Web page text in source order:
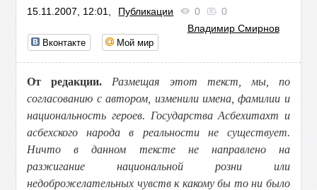
15.11.2007, 12:01, Публикации 0
0
Владимир Смирнов
Вконтакте Мой мир
От редакции. Размещая этот текст, мы, по
согласованию с автором, изменили имена, фамилии и
национальность героев. Государства Асбехитахт и
асбехского народа в реальности не существует.
Ничто в данном тексте не направлено на
разжигание национальной розни или
недоброжелательных чувств к какому бы то ни было